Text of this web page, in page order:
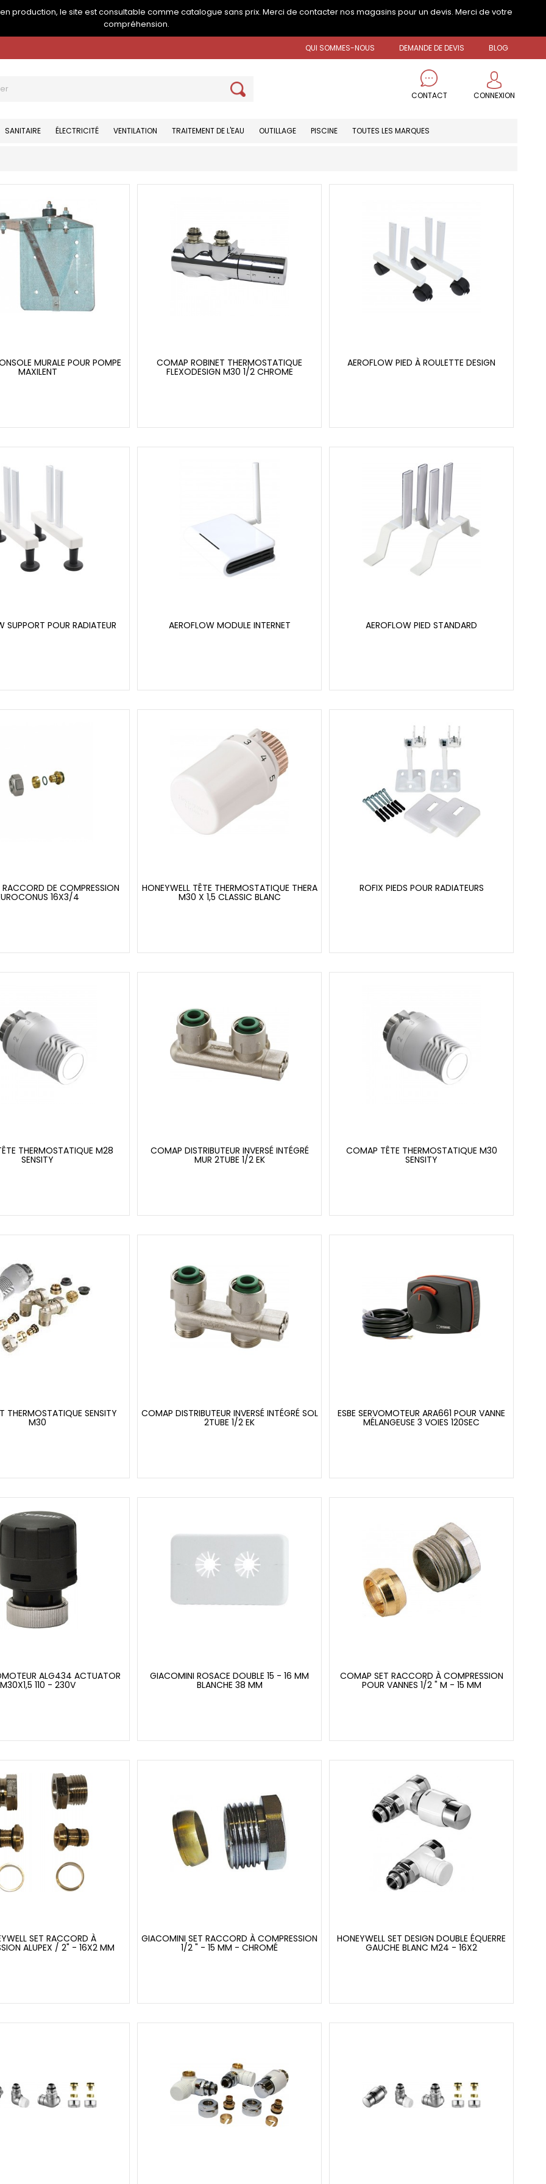
production, le site est consultable comme catalogue sans prix. Merci de contacter nos magasins pour un devis. Merci de votre
compréhension.
QUI SOMMES-NOUS DEMANDE DE DEVIS BLOG
CONTACT CONNEXION
SANITAIRE ÉLECTRICITÉ VENTILATION TRAITEMENT DE L'EAU OUTILLAGE PISCINE TOUTES LES MARQUES
MURALE POUR POMPE
MAXILENT
COMAP ROBINET THERMOSTATIQUE
FLEXODESIGN M30 1/2 CHROME
AEROFLOW PIED À ROULETTE DESIGN
SUPPORT POUR RADIATEUR AEROFLOW MODULE INTERNET AEROFLOW PIED STANDARD
DE COMPRESSION
16X3/4
HONEYWELL TÊTE THERMOSTATIQUE THERA
M30 X 1,5 CLASSIC BLANC
ROFIX PIEDS POUR RADIATEURS
THERMOSTATIQUE M28
SENSITY
COMAP DISTRIBUTEUR INVERSÉ INTÉGRÉ
MUR 2TUBE 1/2 EK
COMAP TÊTE THERMOSTATIQUE M30
SENSITY
THERMOSTATIQUE SENSITY
M30
COMAP DISTRIBUTEUR INVERSÉ INTÉGRÉ SOL
2TUBE 1/2 EK
ESBE SERVOMOTEUR ARA661 POUR VANNE
MÉLANGEUSE 3 VOIES 120SEC
ALG434 ACTUATOR
M30X1,5 110 - 230V
GIACOMINI ROSACE DOUBLE 15 - 16 MM
BLANCHE 38 MM
COMAP SET RACCORD À COMPRESSION
POUR VANNES 1/2 " M - 15 MM
SET RACCORD À
ALUPEX / 2" - 16X2 MM
GIACOMINI SET RACCORD À COMPRESSION
1/2 " - 15 MM - CHROMÉ
HONEYWELL SET DESIGN DOUBLE ÉQUERRE
GAUCHE BLANC M24 - 16X2